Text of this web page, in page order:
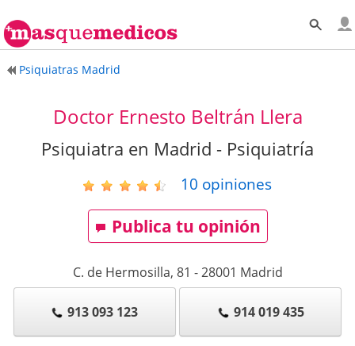
Psiquiatras Madrid
Doctor Ernesto Beltrán Llera
Psiquiatra en Madrid - Psiquiatría
10 opiniones
Publica tu opinión
C. de Hermosilla, 81 -28001 Madrid
913 093 123 914 019 435